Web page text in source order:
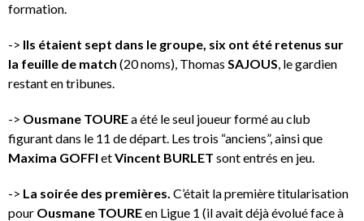
formation.
-> Ils étaient sept dans le groupe, six ont été retenus sur
la feuille de match (20 noms), Thomas SAJOUS, le gardien
restant en tribunes.
-> Ousmane TOUREa été le seul joueur formé au club
figurant dans le 11 de départ. Les trois “anciens”, ainsi que
Maxima GOFFI etVincent BURLET sont entrés en jeu.
-> La soirée des premières. C’était la première titularisation
pour Ousmane TOUREen Ligue 1 (il avait déjà évolué face à